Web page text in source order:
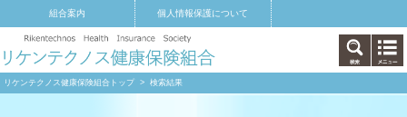
組合案内 個人情報保護について
リケンテクノス健康保険組合トップ > 検索結果